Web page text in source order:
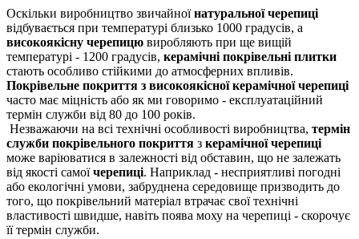
Оскільки виробництво звичайноїнатуральної черепиці
відбувається при температурі близько 1000 градусів, а
високоякісну черепицю виробляють при ще вищій
температурі - 1200 градусів, керамічні покрівельні плитки
стають особливо стійкими до атмосферних впливів.
Покрівельне покриття з високоякісної керамічної черепиці
часто має міцність або як ми говоримо - експлуатаційний
термін служби від 80 до 100 років.
Незважаючи на всі технічні особливості виробництва, термін
служби покрівельного покриття з керамічної черепиці
може варіюватися в залежності від обставин, що не залежать
від якості самоїчерепиці. Наприклад - несприятливі погодні
або екологічні умови, забруднена середовище призводить до
того, що покрівельний матеріал втрачає свої технічні
властивості швидше, навіть поява моху на черепиці - скорочує
її термін служби.